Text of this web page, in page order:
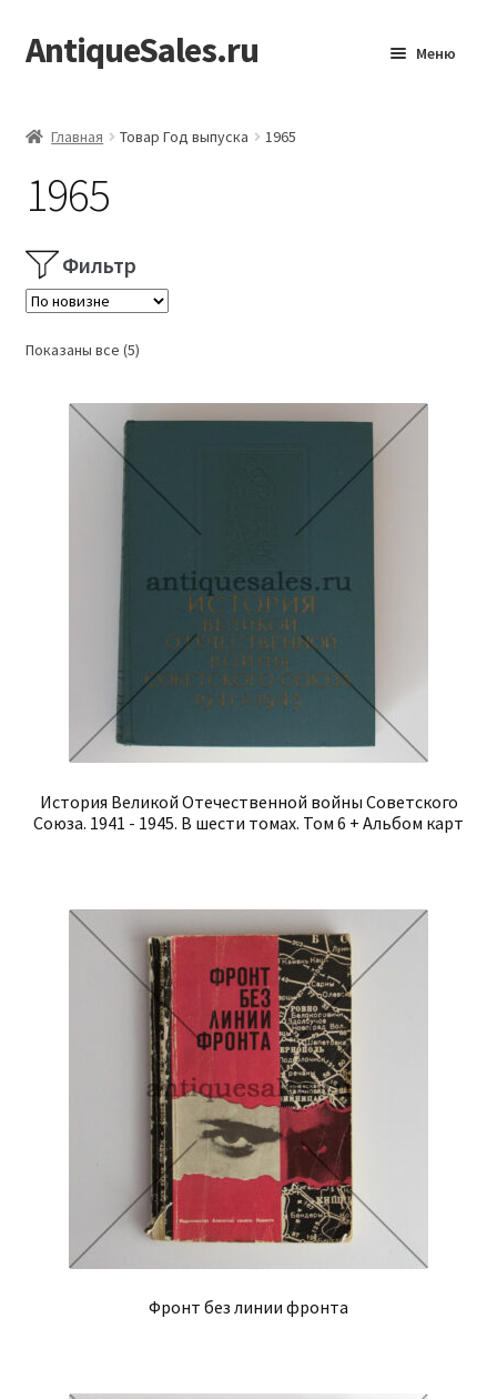
Перейти
к
Перейти
к
AntiqueSales.ru Меню
Главная Товар Год выпуска 1965
1965
Фильтр
Показаны все (5)Сортировка:
История Великой Отечественной войны Советского
Союза. 1941 - 1945. В шести томах. Том 6 + Альбом карт
Фронт без линии фронта